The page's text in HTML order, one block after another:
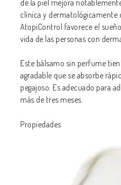
de la piel mejora
clínica y dermatológicamente
AtopiControl favorece el
vida de las personas con
Este bálsamo sin perfume
agradable que se absorbe
pegajoso. Es adecuado para
más de tres meses.
Propiedades